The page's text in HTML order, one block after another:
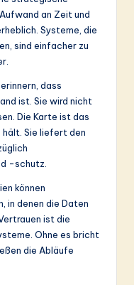
an Zeit und
Systeme, die
sind einfacher zu
dass
ist. Sie wird nicht
Die Karte ist das
hält. Sie liefert den
-schutz.
können
in denen die Daten
ist die
Ohne es bricht
die Abläufe